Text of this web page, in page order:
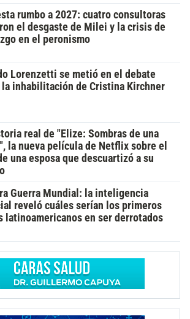
rumbo a 2027: cuatro consultoras
el desgaste de Milei y la crisis de
en el peronismo
Lorenzetti se metió en el debate
la inhabilitación de Cristina Kirchner
real de "Elize: Sombras de una
la nueva película de Netflix sobre el
una esposa que descuartizó a su
Guerra Mundial: la inteligencia
reveló cuáles serían los primeros
latinoamericanos en ser derrotados